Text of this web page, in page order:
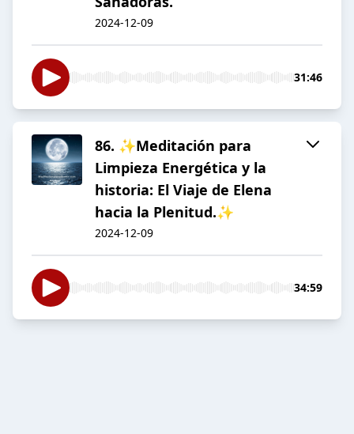
2024-12-09
31:46
86. ✨Meditación para
Limpieza Energética y la
historia: El Viaje de Elena
hacia la Plenitud.✨
2024-12-09
34:59